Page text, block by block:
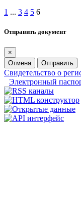
1 ... 3 4 5 6
Отправить документ
×
Отмена
Отправить
Свидетельство о
Электронный